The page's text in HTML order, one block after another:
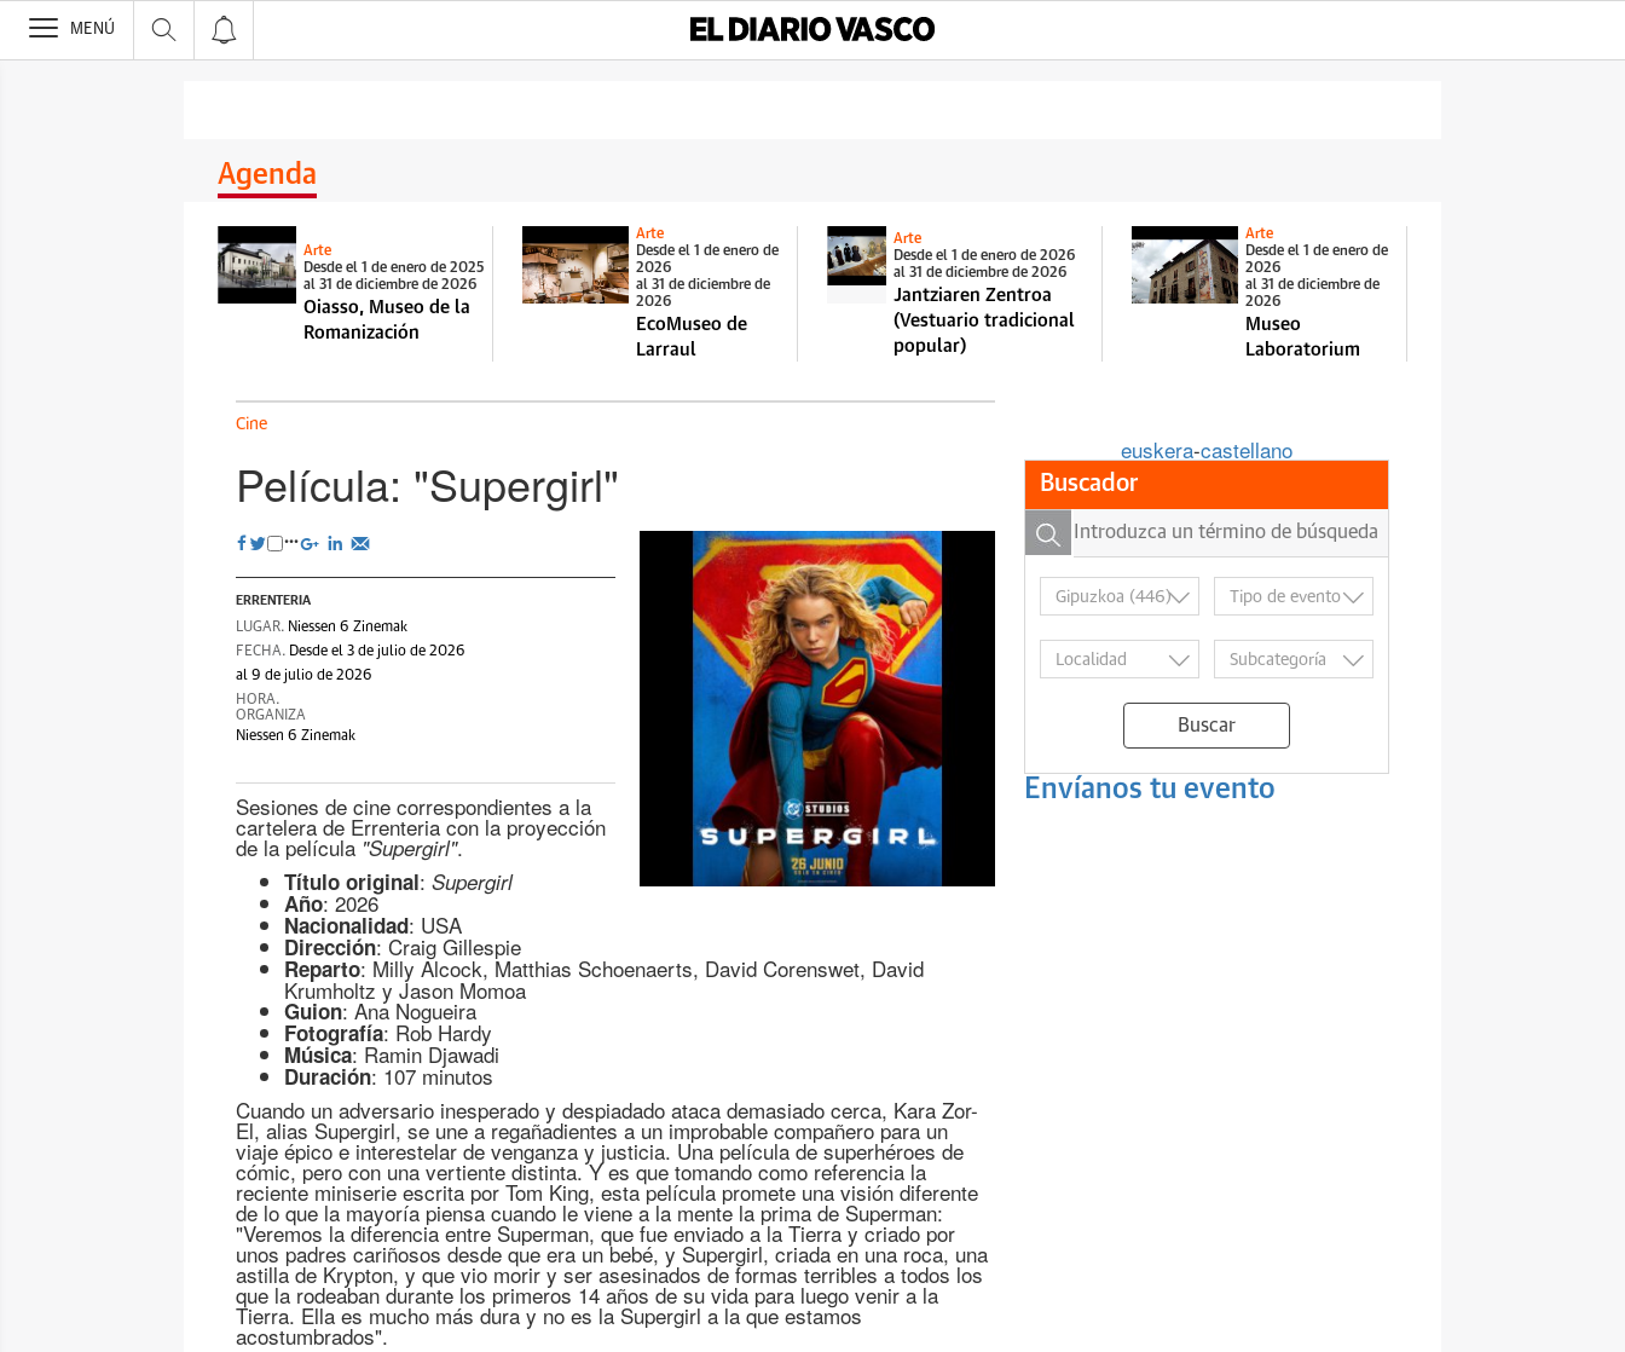
>
MENÚ
Agenda
Arte
Desde el 1 de enero de 2025
al 31 de diciembre de 2026
Oiasso, Museo de la
Romanización
Arte
Desde el 1 de enero de
2026
al 31 de diciembre de
2026
EcoMuseo de
Larraul
Arte
Desde el 1 de enero de 2026
al 31 de diciembre de 2026
Jantziaren Zentroa
(Vestuario tradicional
popular)
Arte
Desde el 1 de enero de
2026
al 31 de diciembre de
2026
Museo
Laboratorium
Cine
Película: "Supergirl"
ERRENTERIA
LUGAR. Niessen 6 Zinemak
FECHA. Desde el 3 de julio de 2026
al 9 de julio de 2026
HORA.
ORGANIZA
Niessen 6 Zinemak
Sesiones de cine correspondientes a la
cartelera de Errenteria con la proyección
de la película "Supergirl".
Título original: Supergirl
Año: 2026
Nacionalidad: USA
Dirección: Craig Gillespie
Reparto: Milly Alcock, Matthias Schoenaerts, David Corenswet, David
Krumholtz y Jason Momoa
Guion: Ana Nogueira
Fotografía: Rob Hardy
Música: Ramin Djawadi
Duración: 107 minutos
Cuando un adversario inesperado y despiadado ataca demasiado cerca, Kara Zor-
El, alias Supergirl, se une a regañadientes a un improbable compañero para un
viaje épico e interestelar de venganza y justicia. Una película de superhéroes de
cómic, pero con una vertiente distinta. Y es que tomando como referencia la
reciente miniserie escrita por Tom King, esta película promete una visión diferente
de lo que la mayoría piensa cuando le viene a la mente la prima de Superman:
"Veremos la diferencia entre Superman, que fue enviado a la Tierra y criado por
unos padres cariñosos desde que era un bebé, y Supergirl, criada en una roca, una
astilla de Krypton, y que vio morir y ser asesinados de formas terribles a todos los
que la rodeaban durante los primeros 14 años de su vida para luego venir a la
Tierra. Ella es mucho más dura y no es la Supergirl a la que estamos
acostumbrados".
euskera-castellano
Buscador
Buscar
Envíanos tu evento